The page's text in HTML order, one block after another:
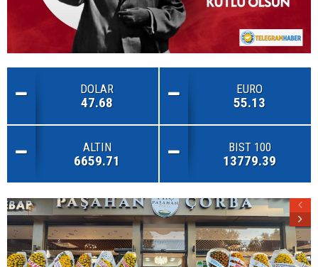
DOLAR
47.68
EURO
55.13
ALTIN
6659.71
BIST 100
13779.39